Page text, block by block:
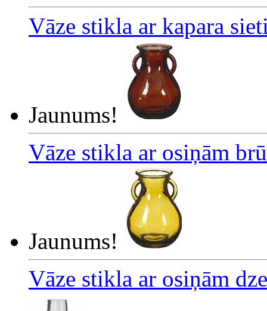
Vāze stikla ar kapara
Jaunums!
Vāze stikla ar osiņām
Jaunums!
Vāze stikla ar osiņām